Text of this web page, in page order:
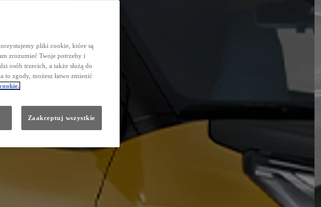
pliki cookie, które są
zrozumieć Twoje potrzeby i
osób trzecich, a także służą do
to zgody, możesz łatwo zmienić
Zaakceptuj wszystkie